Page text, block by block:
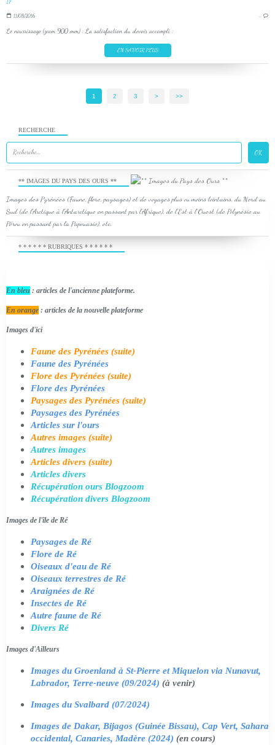
11/08/2016 …
Le nourrissage (zoom 900 mm) : La satisfaction du devoir accompli :
EN SAVOIR PLUS
1 2 3 > >>
RECHERCHE
** IMAGES DU PAYS DES OURS **
Images des Pyrénées (Faune, flore, paysages) et de voyages plus ou moins lointains, du Nord au
Sud (de l'Arctique à l'Antarctique en passant par l'Afrique), de l'Est à l'Ouest (de Polynésie au
Pérou en passant par la Papouasie), etc.
* * * * * * RUBRIQUES * * * * * *
En bleu : articles de l'ancienne plateforme.
En orange : articles de la nouvelle plateforme
Images d'ici
Faune des Pyrénées (suite)
Faune des Pyrénées
Flore des Pyrénées (suite)
Flore des Pyrénées
Paysages des Pyrénées (suite)
Paysages des Pyrénées
Articles sur l'ours
Autres images (suite)
Autres images
Articles divers (suite)
Articles divers
Récupération ours Blogzoom
Récupération divers Blogzoom
Images de l'île de Ré
Paysages de Ré
Flore de Ré
Oiseaux d'eau de Ré
Oiseaux terrestres de Ré
Araignées de Ré
Insectes de Ré
Autre faune de Ré
Divers Ré
Images d'Ailleurs
Images du Groenland à St-Pierre et Miquelon via Nunavut,
Labrador, Terre-neuve (09/2024) (à venir)
Images du Svalbard (07/2024)
Images de Dakar, Bijagos (Guinée Bissau), Cap Vert, Sahara
occidental, Canaries, Madère (2024) (en cours)